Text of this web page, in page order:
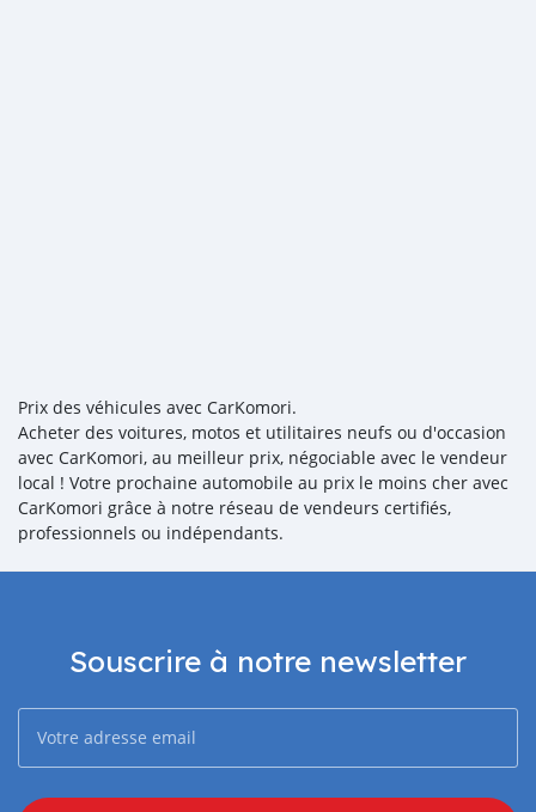
Prix des véhicules avec CarKomori.
Acheter des voitures, motos et utilitaires neufs ou d'occasion
avec CarKomori, au meilleur prix, négociable avec le vendeur
local ! Votre prochaine automobile au prix le moins cher avec
CarKomori grâce à notre réseau de vendeurs certifiés,
professionnels ou indépendants.
Souscrire à notre newsletter